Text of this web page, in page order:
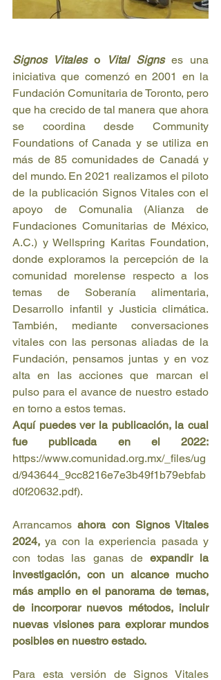
Signos Vitales o Vital Signs es una
iniciativa que comenzó en 2001 en la
Fundación Comunitaria de Toronto, pero
que ha crecido de tal manera que ahora
se coordina desde Community
Foundations of Canada y se utiliza en
más de 85 comunidades de Canadá y
del mundo. En 2021 realizamos el piloto
de la publicación Signos Vitales con el
apoyo de Comunalia (Alianza de
Fundaciones Comunitarias de México,
A.C.) y Wellspring Karitas Foundation,
donde exploramos la percepción de la
comunidad morelense respecto a los
temas de Soberanía alimentaria,
Desarrollo infantil y Justicia climática.
También, mediante conversaciones
vitales con las personas aliadas de la
Fundación, pensamos juntas y en voz
alta en las acciones que marcan el
pulso para el avance de nuestro estado
en torno a estos temas.
Aquí puedes ver la publicación, la cual
fue publicada en el 2022:
https://www.comunidad.org.mx/_files/ug
d/943644_9cc8216e7e3b49f1b79ebfab
d0f20632.pdf).
Arrancamos ahora con Signos Vitales
2024, ya con la experiencia pasada y
con todas las ganas de expandir la
investigación, con un alcance mucho
más amplio en el panorama de temas,
de incorporar nuevos métodos, incluir
nuevas visiones para explorar mundos
posibles en nuestro estado.
Para esta versión de Signos Vitales